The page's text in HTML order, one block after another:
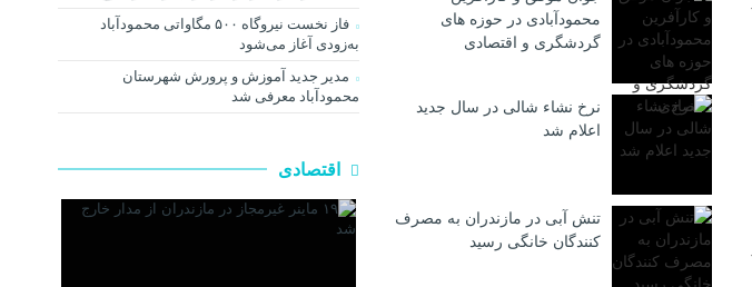
محمودآبادی در حوزه های
گردشگری و اقتصادی
نرخ نشاء شالی در سال جدید
اعلام شد
تنش آبی در مازندران به مصرف
كنندگان خانگی رسيد
فاز نخست نیروگاه ۵۰۰ مگاواتی محمودآباد
به‌زودی آغاز می‌شود
مدیر جدید آموزش و پرورش شهرستان
محمودآباد معرفی شد
اقتصادی